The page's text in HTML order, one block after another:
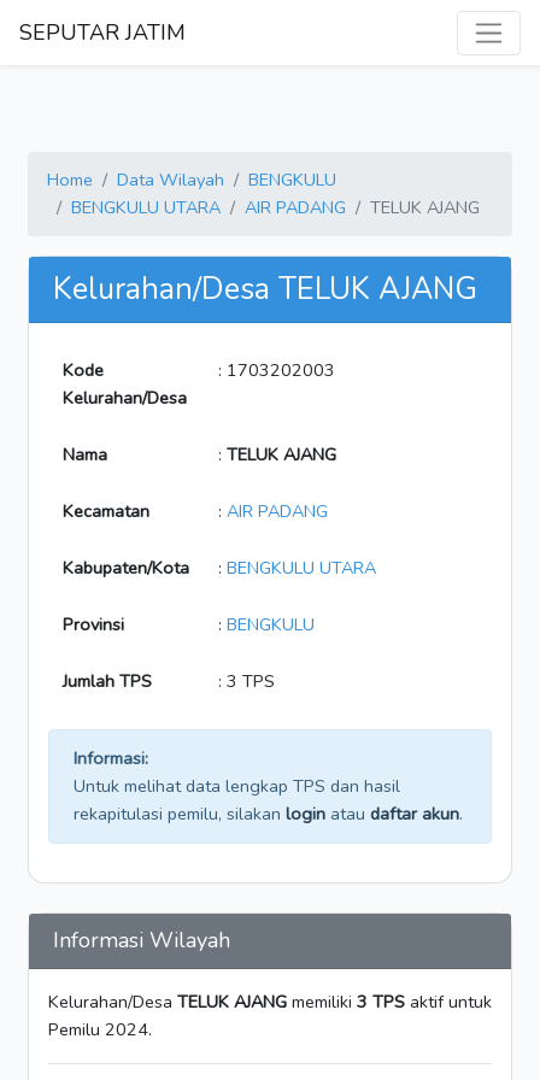
SEPUTAR JATIM
Home Data Wilayah
BENGKULU
BENGKULU UTARA
AIR PADANG TELUK AJANG
Kelurahan/Desa TELUK AJANG
Kode
Kelurahan/Desa
: 1703202003
Nama : TELUK AJANG
Kecamatan : AIR PADANG
Kabupaten/Kota : BENGKULU UTARA
Provinsi : BENGKULU
Jumlah TPS : 3 TPS
Informasi:
Untuk melihat data lengkap TPS dan hasil
rekapitulasi pemilu, silakan login atau daftar akun.
Informasi Wilayah
Kelurahan/Desa TELUK AJANG memiliki 3 TPS aktif untuk
Pemilu 2024.